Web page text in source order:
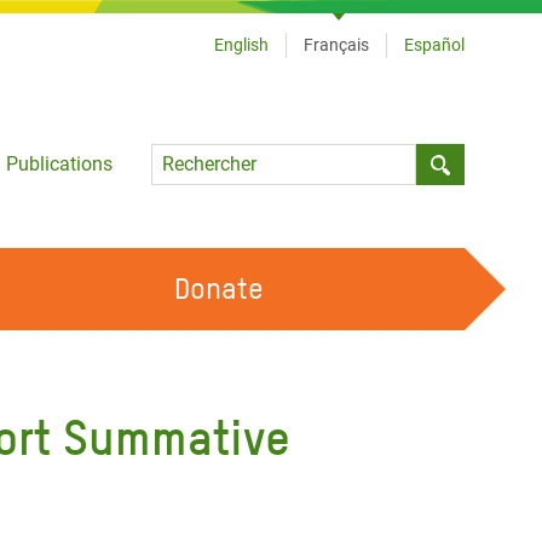
Publications
Language
English Français Español
DEVENIR BÉNÉVOLE
Donate
Summative